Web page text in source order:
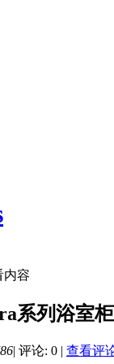
内容
系列浴室柜
| 评论: 0 | 查看评